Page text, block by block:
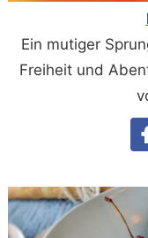
Ein mutiger
Freiheit und